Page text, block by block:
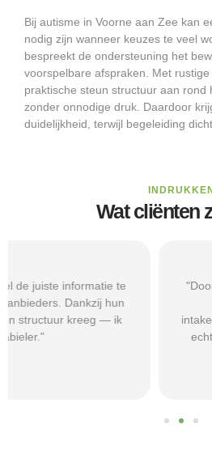
Bij autisme in Voorne aan Zee kan
nodig zijn wanneer keuzes te veel
bespreekt de ondersteuning het
voorspelbare afspraken. Met
praktische steun structuur aan rond
zonder onnodige druk. Daardoor
duidelijkheid, terwijl begeleiding
Wat cliënten
"Door de duidelijke uitleg op
precies welke vragen ik
intakegesprekken. Daardoor
echt bij mij past. Mijn